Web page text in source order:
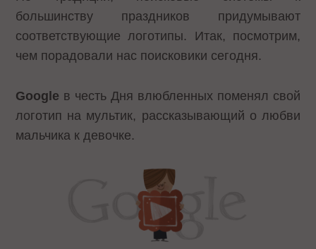
большинству праздников придумывают
соответствующие логотипы. Итак, посмотрим,
чем порадовали нас поисковики сегодня.
Google в честь Дня влюбленных поменял свой
логотип на мультик, рассказывающий о любви
мальчика к девочке.